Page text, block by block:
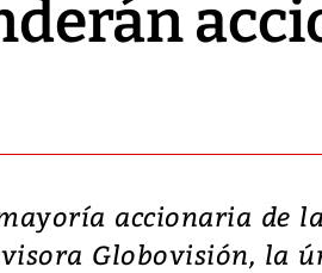
accionaria de la
Globovisión, la
Video, Japón: